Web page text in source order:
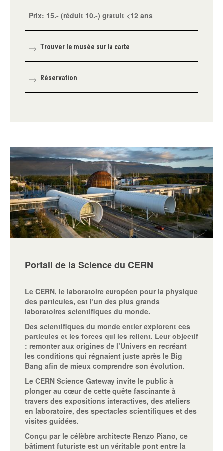
Prix: 15.- (réduit 10.-) gratuit <12 ans
Trouver le musée sur la carte
Réservation
Portail de la Science du CERN
Le CERN, le laboratoire européen pour la physique
des particules, est l’un des plus grands
laboratoires scientifiques du monde.
Des scientifiques du monde entier explorent ces
particules et les forces qui les relient. Leur objectif
: remonter aux origines de l’Univers en recréant
les conditions qui régnaient juste après le Big
Bang afin de mieux comprendre son évolution.
Le CERN Science Gateway invite le public à
plonger au cœur de cette quête fascinante à
travers des expositions interactives, des ateliers
en laboratoire, des spectacles scientifiques et des
visites guidées.
Conçu par le célèbre architecte Renzo Piano, ce
bâtiment futuriste est un véritable pont entre la